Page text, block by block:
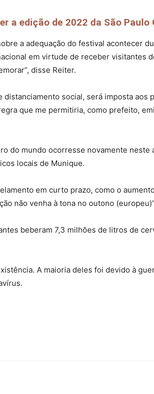
a edição de 2022 da São
a adequação do festival acontecer
em virtude de receber visitantes
disse Reiter.
social, será imposta aos
que me permitiria, como prefeito,
do mundo ocorresse novamente
locais de Munique.
em curto prazo, como o
não venha à tona no outono
beberam 7,3 milhões de litros de
A maioria deles foi devido à